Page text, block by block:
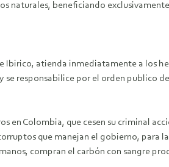
naturales, beneficiando exclusivamente
Ibirico, atienda inmediatamente a los
responsabilice por el orden publico
en Colombia, que cesen su criminal
que manejan el gobierno, para
compran el carbón con sangre